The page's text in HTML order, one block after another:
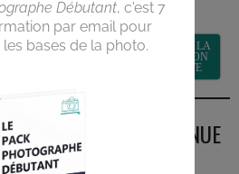
semaines
RECEVOIR LA
FORMATION
GRATUITE
BIENVENUE